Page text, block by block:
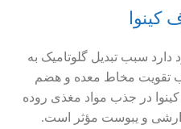
کینوا
دارد سبب تبدیل گلوتامیک به
تقویت مخاط معده و هضم
در جذب مواد مغذی روده
و یبوست مؤثر است.